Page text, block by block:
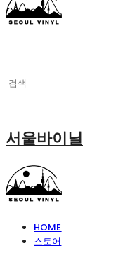
서울바이닐
HOME
스토어